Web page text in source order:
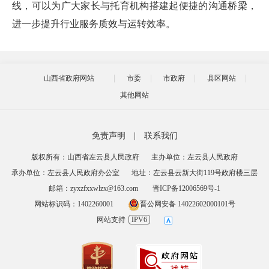
线，可以为广大家长与托育机构搭建起便捷的沟通桥梁，
进一步提升行业服务质效与运转效率。
山西省政府网站 市委 市政府
县区网站
其他网站
免责声明 联系我们
版权所有：山西省左云县人民政府
主办单位：左云县人民政府
承办单位：左云县人民政府办公室
地址：左云县云新大街119号政府楼三层
邮箱：zyxzfxxwlzx@163.com
晋ICP备12006569号-1
网站标识码：1402260001
晋公网安备 14022602000101号
网站支持
IPV6